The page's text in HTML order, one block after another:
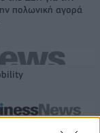
πολωνική αγορά